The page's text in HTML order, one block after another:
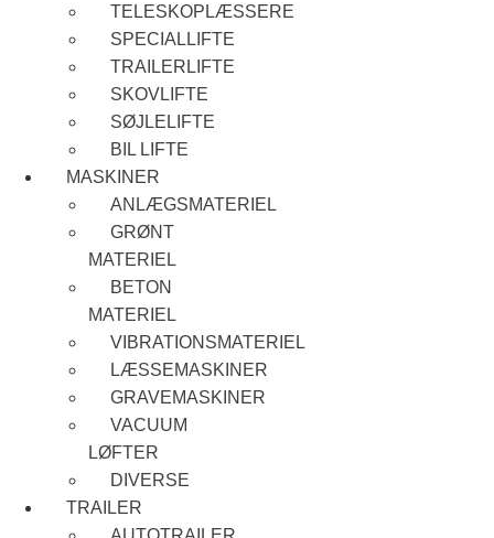
TELESKOPLÆSSERE
SPECIALLIFTE
TRAILERLIFTE
SKOVLIFTE
SØJLELIFTE
BIL LIFTE
MASKINER
ANLÆGSMATERIEL
GRØNT
MATERIEL
BETON
MATERIEL
VIBRATIONSMATERIEL
LÆSSEMASKINER
GRAVEMASKINER
VACUUM
LØFTER
DIVERSE
TRAILER